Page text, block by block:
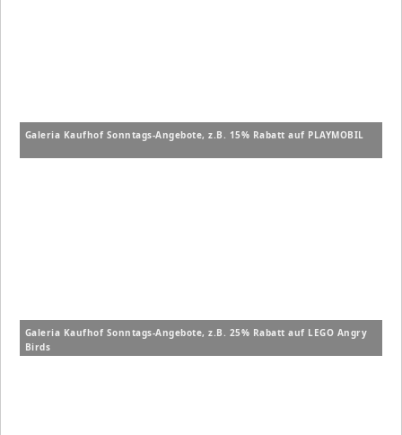
Galeria Kaufhof Sonntags-Angebote, z.B. 15% Rabatt auf PLAYMOBIL
Galeria Kaufhof Sonntags-Angebote, z.B. 25% Rabatt auf LEGO Angry
Birds